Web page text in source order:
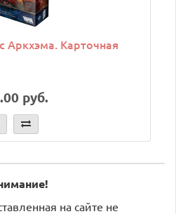
Аркхэма. Карточная
руб.
на сайте не